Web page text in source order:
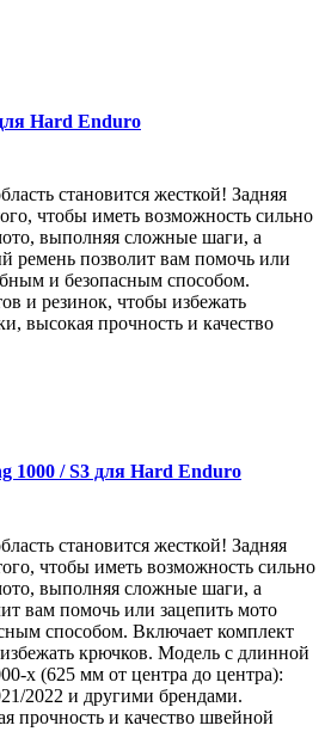
Hard Enduro
становится жесткой! Задняя
чтобы иметь возможность сильно
выполняя сложные шаги, а
ремень позволит вам помочь или
и безопасным способом.
и резинок, чтобы избежать
высокая прочность и качество
1000 / S3 для Hard Enduro
становится жесткой! Задняя
чтобы иметь возможность сильно
выполняя сложные шаги, а
вам помочь или зацепить мото
способом. Включает комплект
крючков. Модель с длинной
x (625 мм от центра до центра):
2022 и другими брендами.
прочность и качество швейной